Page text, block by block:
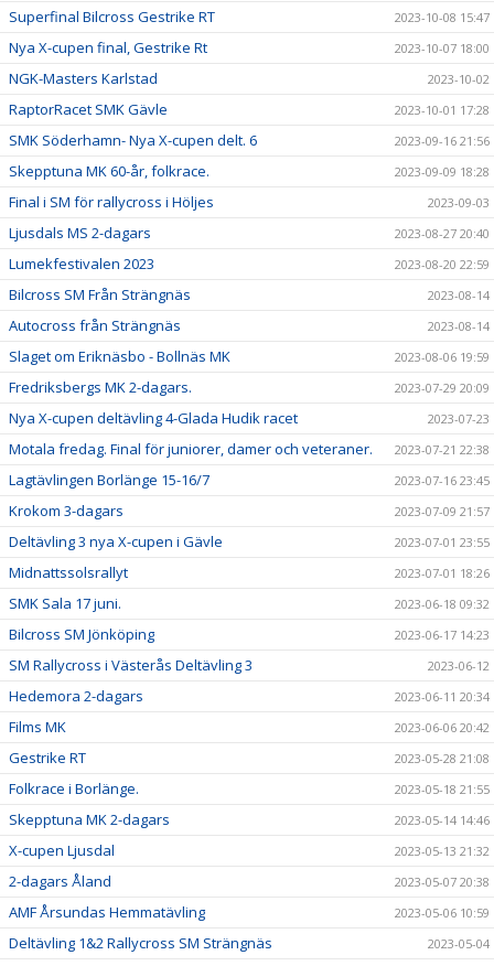
Superfinal Bilcross Gestrike RT 2023-10-08 15:47
Nya X-cupen final, Gestrike Rt 2023-10-07 18:00
NGK-Masters Karlstad 2023-10-02
RaptorRacet SMK Gävle 2023-10-01 17:28
SMK Söderhamn- Nya X-cupen delt. 6 2023-09-16 21:56
Skepptuna MK 60-år, folkrace. 2023-09-09 18:28
Final i SM för rallycross i Höljes 2023-09-03
Ljusdals MS 2-dagars 2023-08-27 20:40
Lumekfestivalen 2023 2023-08-20 22:59
Bilcross SM Från Strängnäs 2023-08-14
Autocross från Strängnäs 2023-08-14
Slaget om Eriknäsbo - Bollnäs MK 2023-08-06 19:59
Fredriksbergs MK 2-dagars. 2023-07-29 20:09
Nya X-cupen deltävling 4-Glada Hudik racet 2023-07-23
Motala fredag. Final för juniorer, damer och veteraner. 2023-07-21 22:38
Lagtävlingen Borlänge 15-16/7 2023-07-16 23:45
Krokom 3-dagars 2023-07-09 21:57
Deltävling 3 nya X-cupen i Gävle 2023-07-01 23:55
Midnattssolsrallyt 2023-07-01 18:26
SMK Sala 17 juni. 2023-06-18 09:32
Bilcross SM Jönköping 2023-06-17 14:23
SM Rallycross i Västerås Deltävling 3 2023-06-12
Hedemora 2-dagars 2023-06-11 20:34
Films MK 2023-06-06 20:42
Gestrike RT 2023-05-28 21:08
Folkrace i Borlänge. 2023-05-18 21:55
Skepptuna MK 2-dagars 2023-05-14 14:46
X-cupen Ljusdal 2023-05-13 21:32
2-dagars Åland 2023-05-07 20:38
AMF Årsundas Hemmatävling 2023-05-06 10:59
Deltävling 1&2 Rallycross SM Strängnäs 2023-05-04